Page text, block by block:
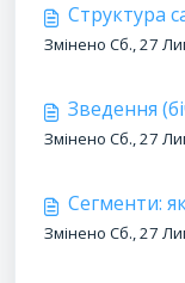
Структура
Змінено Сб., 27
Зведення
Змінено Сб., 27
Сегменти:
Змінено Сб., 27